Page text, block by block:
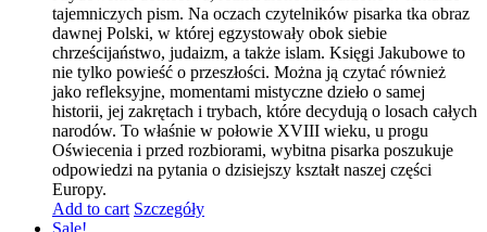
tajemniczych pism. Na oczach czytelników pisarka tka obraz
dawnej Polski, w której egzystowały obok siebie
chrześcijaństwo, judaizm, a także islam. Księgi Jakubowe to
nie tylko powieść o przeszłości. Można ją czytać również
jako refleksyjne, momentami mistyczne dzieło o samej
historii, jej zakrętach i trybach, które decydują o losach całych
narodów. To właśnie w połowie XVIII wieku, u progu
Oświecenia i przed rozbiorami, wybitna pisarka poszukuje
odpowiedzi na pytania o dzisiejszy kształt naszej części
Europy.
Add to cart Szczegóły
Sale!